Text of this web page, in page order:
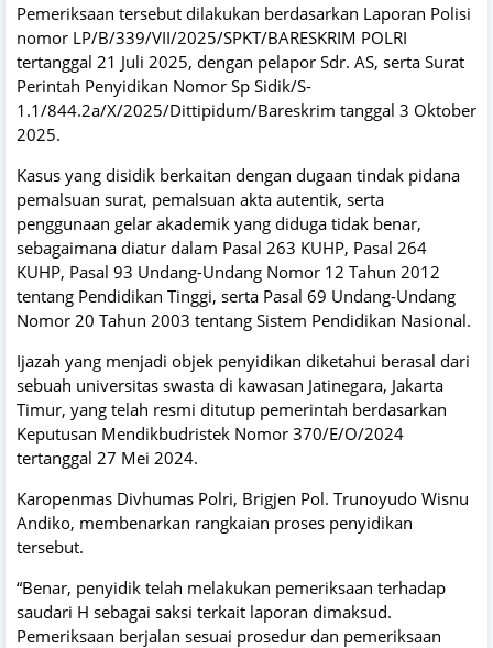
Pemeriksaan tersebut dilakukan berdasarkan Laporan Polisi
nomor LP/B/339/VII/2025/SPKT/BARESKRIM POLRI
tertanggal 21 Juli 2025, dengan pelapor Sdr. AS, serta Surat
Perintah Penyidikan Nomor Sp Sidik/S-
1.1/844.2a/X/2025/Dittipidum/Bareskrim tanggal 3 Oktober
2025.
Kasus yang disidik berkaitan dengan dugaan tindak pidana
pemalsuan surat, pemalsuan akta autentik, serta
penggunaan gelar akademik yang diduga tidak benar,
sebagaimana diatur dalam Pasal 263 KUHP, Pasal 264
KUHP, Pasal 93 Undang-Undang Nomor 12 Tahun 2012
tentang Pendidikan Tinggi, serta Pasal 69 Undang-Undang
Nomor 20 Tahun 2003 tentang Sistem Pendidikan Nasional.
Ijazah yang menjadi objek penyidikan diketahui berasal dari
sebuah universitas swasta di kawasan Jatinegara, Jakarta
Timur, yang telah resmi ditutup pemerintah berdasarkan
Keputusan Mendikbudristek Nomor 370/E/O/2024
tertanggal 27 Mei 2024.
Karopenmas Divhumas Polri, Brigjen Pol. Trunoyudo Wisnu
Andiko, membenarkan rangkaian proses penyidikan
tersebut.
“Benar, penyidik telah melakukan pemeriksaan terhadap
saudari H sebagai saksi terkait laporan dimaksud.
Pemeriksaan berjalan sesuai prosedur dan pemeriksaan